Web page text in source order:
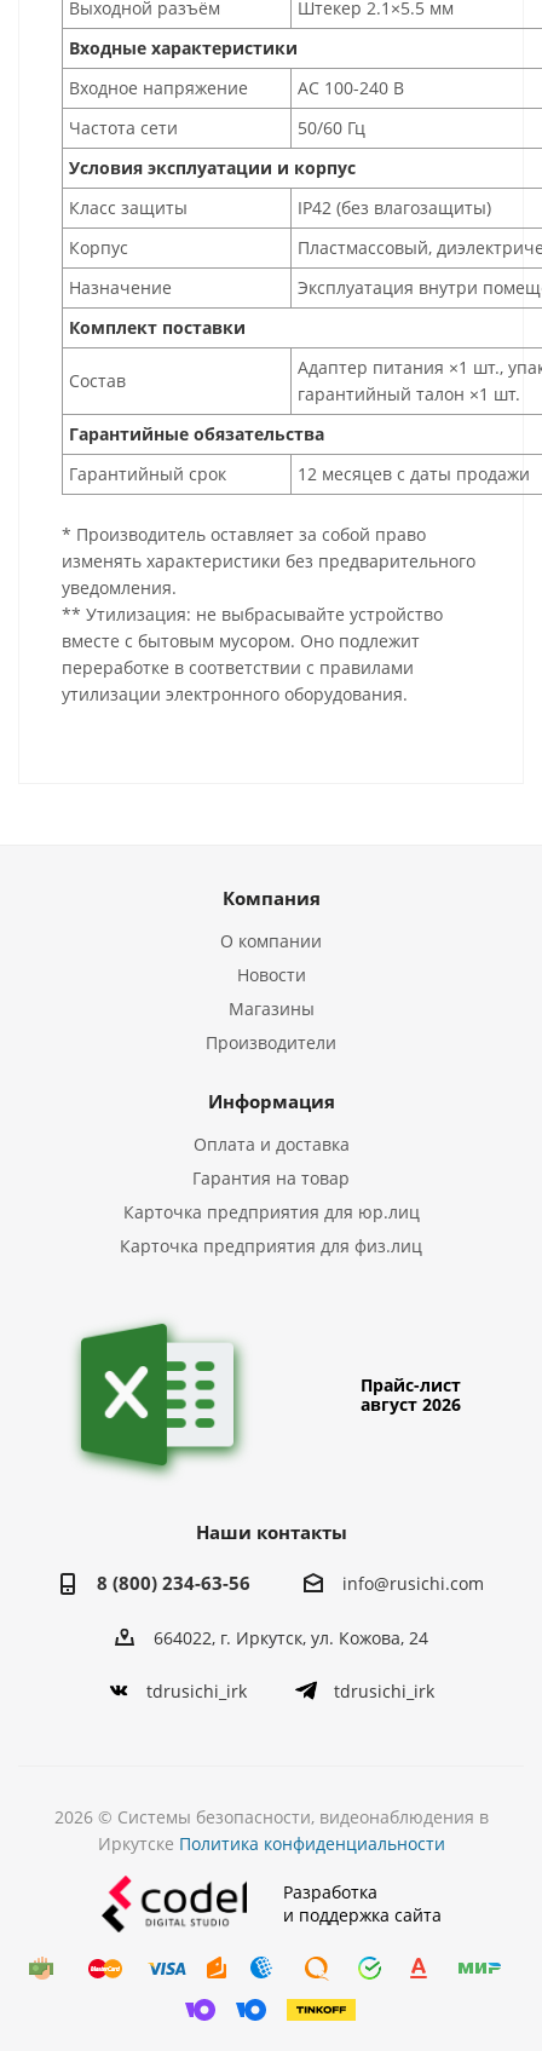
Выходной разъём
Штекер 2.1×5.5 мм
Входные характеристики
Входное напряжение
AC 100-240 В
Частота сети
50/60 Гц
Условия эксплуатации и корпус
Класс защиты
IP42 (без влагозащиты)
Корпус
Пластмассовый,
Назначение
Эксплуатация внутри
Комплект поставки
Состав
Адаптер питания ×1 шт.,
гарантийный талон ×1 шт.
Гарантийные обязательства
Гарантийный срок
12 месяцев с даты продажи
* Производитель оставляет за собой право
изменять характеристики без предварительного
уведомления.
** Утилизация: не выбрасывайте устройство
вместе с бытовым мусором. Оно подлежит
переработке в соответствии с правилами
утилизации электронного оборудования.
Компания
О компании
Новости
Магазины
Производители
Информация
Оплата и доставка
Гарантия на товар
Карточка предприятия для юр.лиц
Карточка предприятия для физ.лиц
Прайс-лист
август 2026
Наши контакты
8 (800) 234-63-56 info@rusichi.com
664022, г. Иркутск, ул. Кожова, 24
tdrusichi_irk tdrusichi_irk
2026 © Системы безопасности, видеонаблюдения в
Иркутске Политика конфиденциальности
Разработка
и поддержка сайта